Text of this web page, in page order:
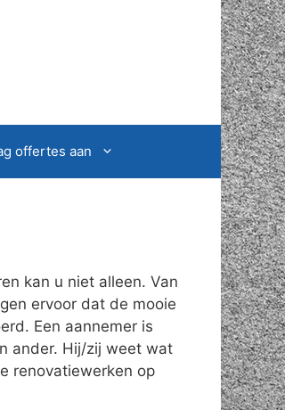
offertes aan
kan u niet alleen. Van
ervoor dat de mooie
Een aannemer is
ander. Hij/zij weet wat
renovatiewerken op